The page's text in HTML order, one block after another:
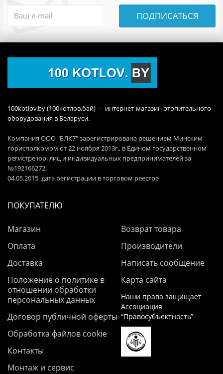
ПОДПИСАТЬСЯ
100kotlov.by (100котлов.бай) — интернет-магазин отопительного
оборудования в Беларуси.
Компания ООО "БЛК7" зарегистрирована решением Минским
горисполкомом от 22 ноября 2013г., в Едином государственном
регистре юр. лиц и индивидуальных предпринимателей за
№192166272.
04.05.2015 дата регистрации в торговом реестре
ПОКУПАТЕЛЮ
Магазин
Оплата
Доставка
Положение о политике в
отношении обработки
персональных данных
Договор публичной оферты
Обработка файлов cookie
Контакты
Монтаж и сервис
Возврат товара
Производители
Написать сообщение
Карта сайта
Наши права защищает
Ассоциация
“Правосубъектность”